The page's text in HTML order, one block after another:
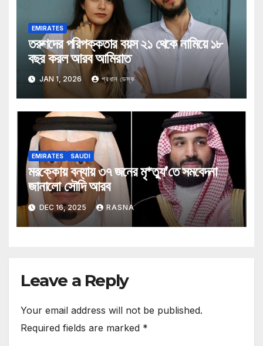
EMIRATES
তরুণদের পরিপক্কতার বয়স ২১ থেকে নামিয়ে ১৮
বছর করল আরব আমিরাত
JAN 1, 2026 প্রধান ডেস্ক
EMIRATES SAUDI
মরক্কোয় বন্যায় ৩৭ জনের মৃ*ত্যু’তে সমবেদনা
জানালো সৌদি আরব
DEC 16, 2025 RASNA
Leave a Reply
Your email address will not be published.
Required fields are marked *